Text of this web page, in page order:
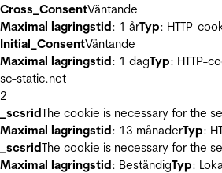
Cross_ConsentVäntande
Maximal lagringstid: 1 årTyp: HTTP-
Initial_ConsentVäntande
Maximal lagringstid: 1 dagTyp: HTTP-
sc-static.net
2
_scsridThe cookie is necessary for the
Maximal lagringstid: 13 månaderTyp:
_scsridThe cookie is necessary for the
Maximal lagringstid: BeständigTyp: